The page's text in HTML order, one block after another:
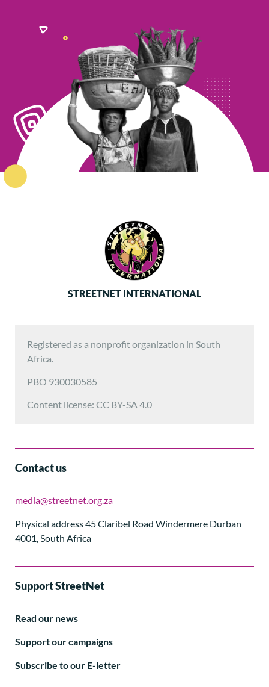
STREETNET INTERNATIONAL
Registered as a nonprofit organization in South
Africa.
PBO 930030585
Content license: CC BY-SA 4.0
Contact us
media@streetnet.org.za
Physical address 45 Claribel Road Windermere Durban
4001, South Africa
Support StreetNet
Read our news
Support our campaigns
Subscribe to our E-letter